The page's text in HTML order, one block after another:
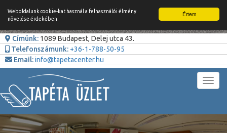
Értem
Weboldalunk cookie-kat használ a felhasználói élmény
növelése érdekében
Címünk: 1089 Budapest, Delej utca 43.
Telefonszámunk: +36-1-788-50-95
Email:info@tapetacenter.hu